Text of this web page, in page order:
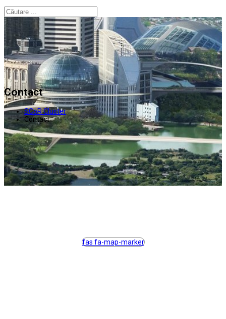
Contact
SCoR Cluster
Contact
fas fa-map-marker